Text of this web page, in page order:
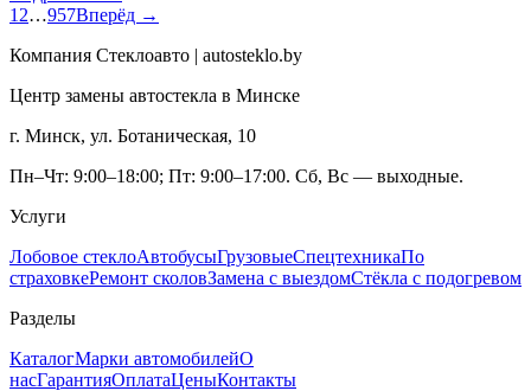
1 2…957Вперёд →
Компания Стеклоавто | autosteklo.by
Центр замены автостекла в Минске
г. Минск, ул. Ботаническая, 10
Пн–Чт: 9:00–18:00; Пт: 9:00–17:00. Сб, Вс — выходные.
Услуги
Лобовое стеклоАвтобусыГрузовыеСпецтехникаПо
страховкеРемонт сколовЗамена с выездомСтёкла с подогревом
Разделы
КаталогМарки автомобилейО
насГарантияОплатаЦеныКонтакты